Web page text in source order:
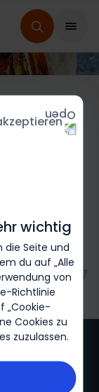
wichtig
die Seite und
du auf „Alle
von
Richtlinie
„Cookie-
Cookies zu
zuzulassen.
Biogen-246817